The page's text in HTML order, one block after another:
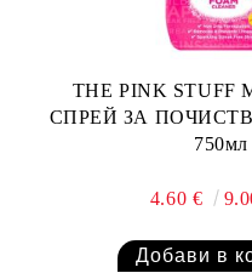
THE PINK
СПРЕЙ ЗА
750мл
4.60 €